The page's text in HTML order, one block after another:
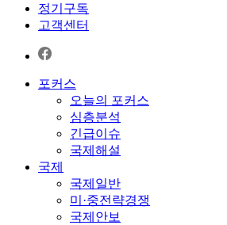
정기구독
고객센터
포커스
오늘의 포커스
심층분석
긴급이슈
국제해설
국제
국제일반
미·중전략경쟁
국제안보